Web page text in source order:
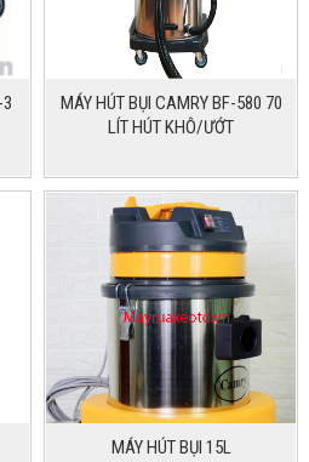
MÁY HÚT BỤI CAMRY BF-580 70
LÍT HÚT KHÔ/ƯỚT
MÁY HÚT BỤI 15L